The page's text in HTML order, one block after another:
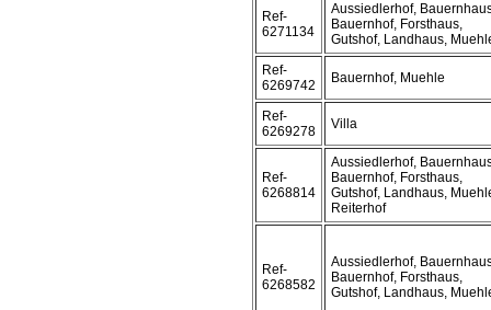
Ref-
6271134
Aussiedlerhof,
Bauernhof, Forsthaus,
Gutshof, Landhaus,
Ref-
6269742
Bauernhof, Muehle
Ref-
6269278
Villa
Ref-
6268814
Aussiedlerhof,
Bauernhof, Forsthaus,
Gutshof, Landhaus,
Reiterhof
Ref-
6268582
Aussiedlerhof,
Bauernhof, Forsthaus,
Gutshof, Landhaus,